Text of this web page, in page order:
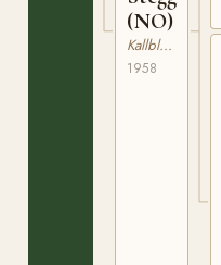
(NO)
Kallblodig Travare
1958